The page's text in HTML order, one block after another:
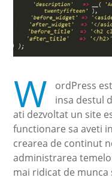
W
ordPress
insa destul
ati dezvoltat un site
functionare sa aveti
crearea de continut
administrarea
mai ridicat de